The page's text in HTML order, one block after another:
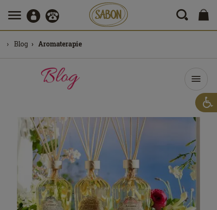
Blog Aromaterapie